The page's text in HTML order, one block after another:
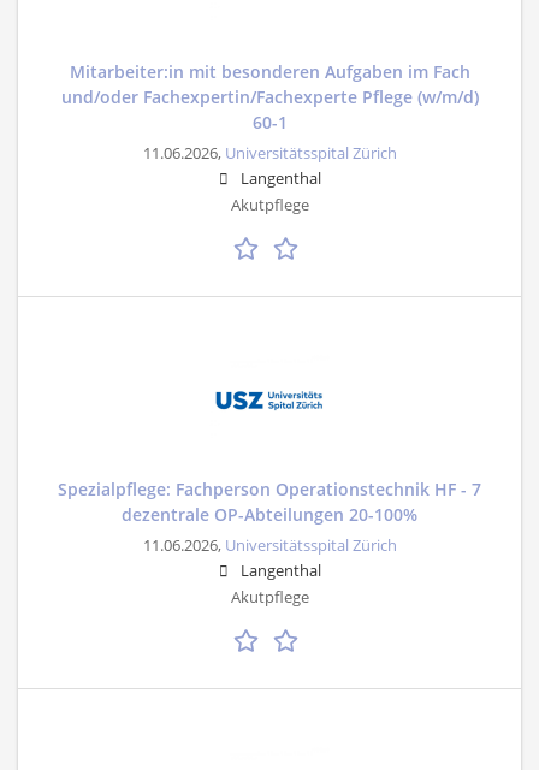
Mitarbeiter:in mit besonderen Aufgaben im Fach
und/oder Fachexpertin/Fachexperte Pflege (w/m/d)
60-1
11.06.2026, Universitätsspital Zürich
Langenthal
Akutpflege
Spezialpflege: Fachperson Operationstechnik HF - 7
dezentrale OP-Abteilungen 20-100%
11.06.2026, Universitätsspital Zürich
Langenthal
Akutpflege